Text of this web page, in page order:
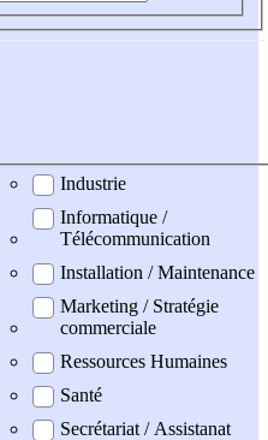
Industrie
Informatique /
Télécommunication
Installation / Maintenance
Marketing / Stratégie
commerciale
Ressources Humaines
Santé
Secrétariat / Assistanat